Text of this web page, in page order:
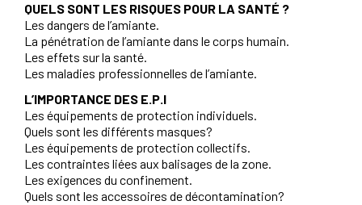
QUELS SONT LES RISQUES POUR LA SANTÉ ?
Les dangers de l’amiante.
La pénétration de l’amiante dans le corps humain.
Les effets sur la santé.
Les maladies professionnelles de l’amiante.
L’IMPORTANCE DES E.P.I
Les équipements de protection individuels.
Quels sont les différents masques?
Les équipements de protection collectifs.
Les contraintes liées aux balisages de la zone.
Les exigences du confinement.
Quels sont les accessoires de décontamination?